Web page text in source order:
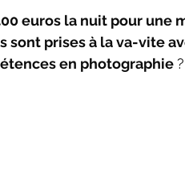
euros la nuit pour une
prises à la va-vite
en photographie ?